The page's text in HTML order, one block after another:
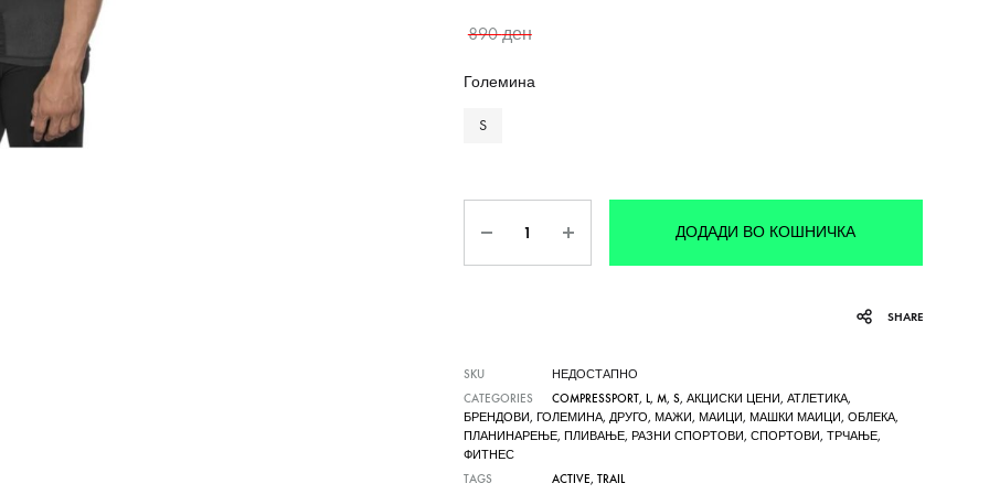
Чизми 890ден
Големина
S
ДОДАДИ ВО КОШНИЧКА
SHARE
SKU
НЕДОСТАПНО
CATEGORIES
COMPRESSPORT, L, M, S, АКЦИСКИ ЦЕНИ, АТЛЕТИКА,
БРЕНДОВИ, ГОЛЕМИНА, ДРУГО, МАЖИ, МАИЦИ, МАШКИ МАИЦИ, ОБЛЕКА,
ПЛАНИНАРЕЊЕ, ПЛИВАЊЕ, РАЗНИ СПОРТОВИ, СПОРТОВИ, ТРЧАЊЕ,
ФИТНЕС
TAGS
ACTIVE, TRAIL